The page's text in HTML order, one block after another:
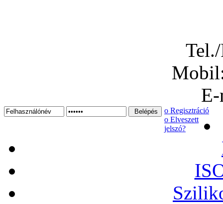
ο Regisztráció
ο Elveszett
jelszó?